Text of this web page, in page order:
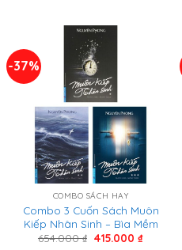
-37%
COMBO SÁCH HAY
Combo 3 Cuốn Sách Muôn
Kiếp Nhân Sinh – Bìa Mềm
654.000₫ Giá
415.000₫Giá